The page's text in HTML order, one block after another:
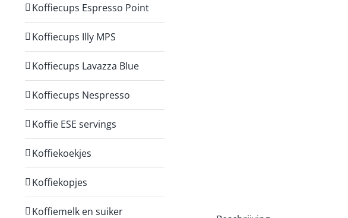
Koffiecups Espresso Point
Koffiecups Illy MPS
Koffiecups Lavazza Blue
Koffiecups Nespresso
Koffie ESE servings
Koffiekoekjes
Koffiekopjes
Koffiemelk en suiker